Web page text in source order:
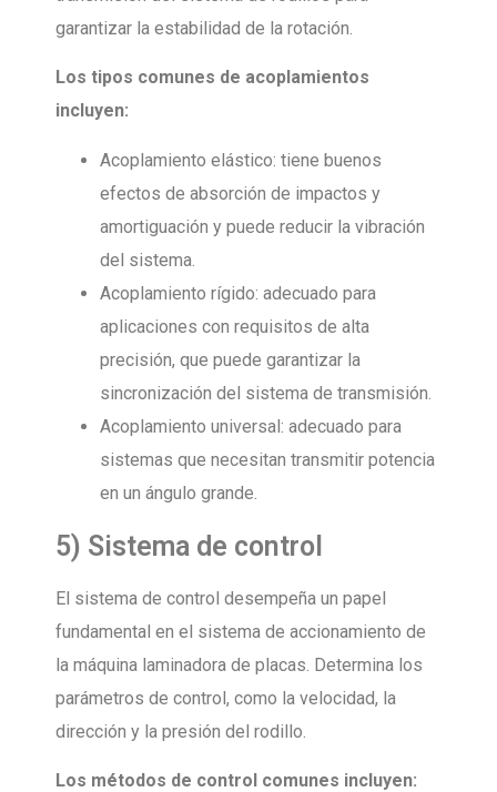
garantizar la estabilidad de la rotación.
Los tipos comunes de acoplamientos
incluyen:
Acoplamiento elástico: tiene buenos
efectos de absorción de impactos y
amortiguación y puede reducir la vibración
del sistema.
Acoplamiento rígido: adecuado para
aplicaciones con requisitos de alta
precisión, que puede garantizar la
sincronización del sistema de transmisión.
Acoplamiento universal: adecuado para
sistemas que necesitan transmitir potencia
en un ángulo grande.
5) Sistema de control
El sistema de control desempeña un papel
fundamental en el sistema de accionamiento de
la máquina laminadora de placas. Determina los
parámetros de control, como la velocidad, la
dirección y la presión del rodillo.
Los métodos de control comunes incluyen: